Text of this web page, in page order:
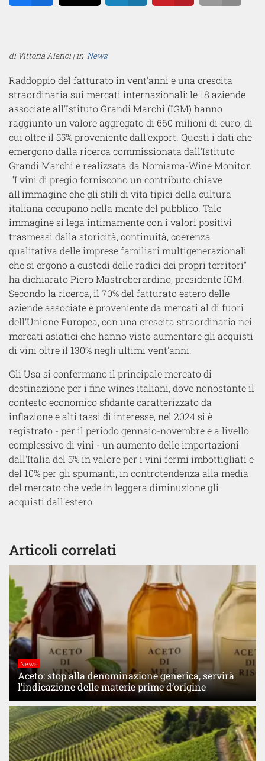
di Vittoria Alerici | in News
Raddoppio del fatturato in vent'anni e una crescita
straordinaria sui mercati internazionali: le 18 aziende
associate all'Istituto Grandi Marchi (IGM) hanno
raggiunto un valore aggregato di 660 milioni di euro, di
cui oltre il 55% proveniente dall'export. Questi i dati che
emergono dalla ricerca commissionata dall'Istituto
Grandi Marchi e realizzata da Nomisma-Wine Monitor.
"I vini di pregio forniscono un contributo chiave
all'immagine che gli stili di vita tipici della cultura
italiana occupano nella mente del pubblico. Tale
immagine si lega intimamente con i valori positivi
trasmessi dalla storicità, continuità, coerenza
qualitativa delle imprese familiari multigenerazionali
che si ergono a custodi delle radici dei propri territori"
ha dichiarato Piero Mastroberardino, presidente IGM.
Secondo la ricerca, il 70% del fatturato estero delle
aziende associate è proveniente da mercati al di fuori
dell'Unione Europea, con una crescita straordinaria nei
mercati asiatici che hanno visto aumentare gli acquisti
di vini oltre il 130% negli ultimi vent'anni.
Gli Usa si confermano il principale mercato di
destinazione per i fine wines italiani, dove nonostante il
contesto economico sfidante caratterizzato da
inflazione e alti tassi di interesse, nel 2024 si è
registrato - per il periodo gennaio-novembre e a livello
complessivo di vini - un aumento delle importazioni
dall'Italia del 5% in valore per i vini fermi imbottigliati e
del 10% per gli spumanti, in controtendenza alla media
del mercato che vede in leggera diminuzione gli
acquisti dall'estero.
Articoli correlati
News
Aceto: stop alla denominazione generica, servirà
l’indicazione delle materie prime d’origine